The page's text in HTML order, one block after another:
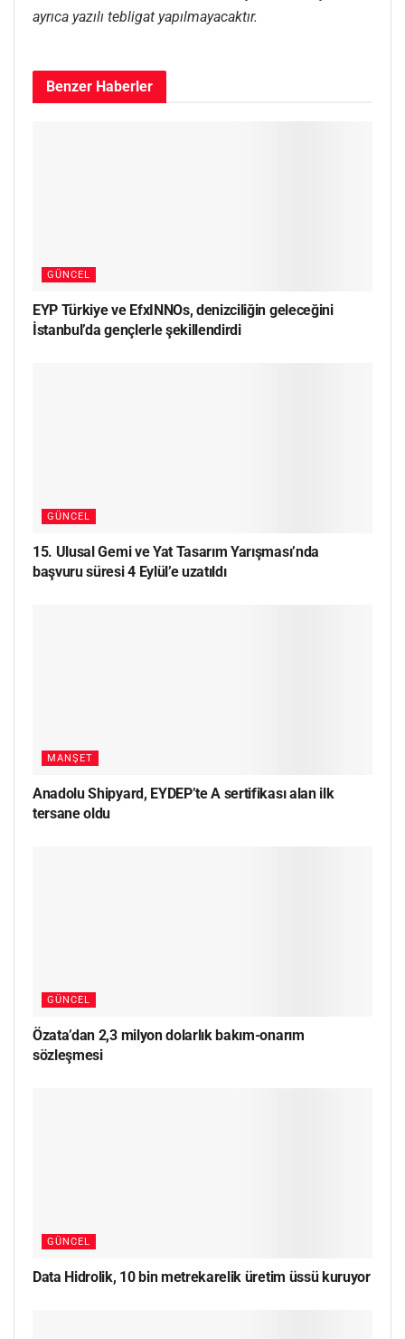
ayrıca yazılı tebligat yapılmayacaktır.
Benzer Haberler
GÜNCEL
EYP Türkiye ve EfxINNOs, denizciliğin geleceğini
İstanbul’da gençlerle şekillendirdi
GÜNCEL
15. Ulusal Gemi ve Yat Tasarım Yarışması’nda
başvuru süresi 4 Eylül’e uzatıldı
MANŞET
Anadolu Shipyard, EYDEP’te A sertifikası alan ilk
tersane oldu
GÜNCEL
Özata’dan 2,3 milyon dolarlık bakım-onarım
sözleşmesi
GÜNCEL
Data Hidrolik, 10 bin metrekarelik üretim üssü kuruyor